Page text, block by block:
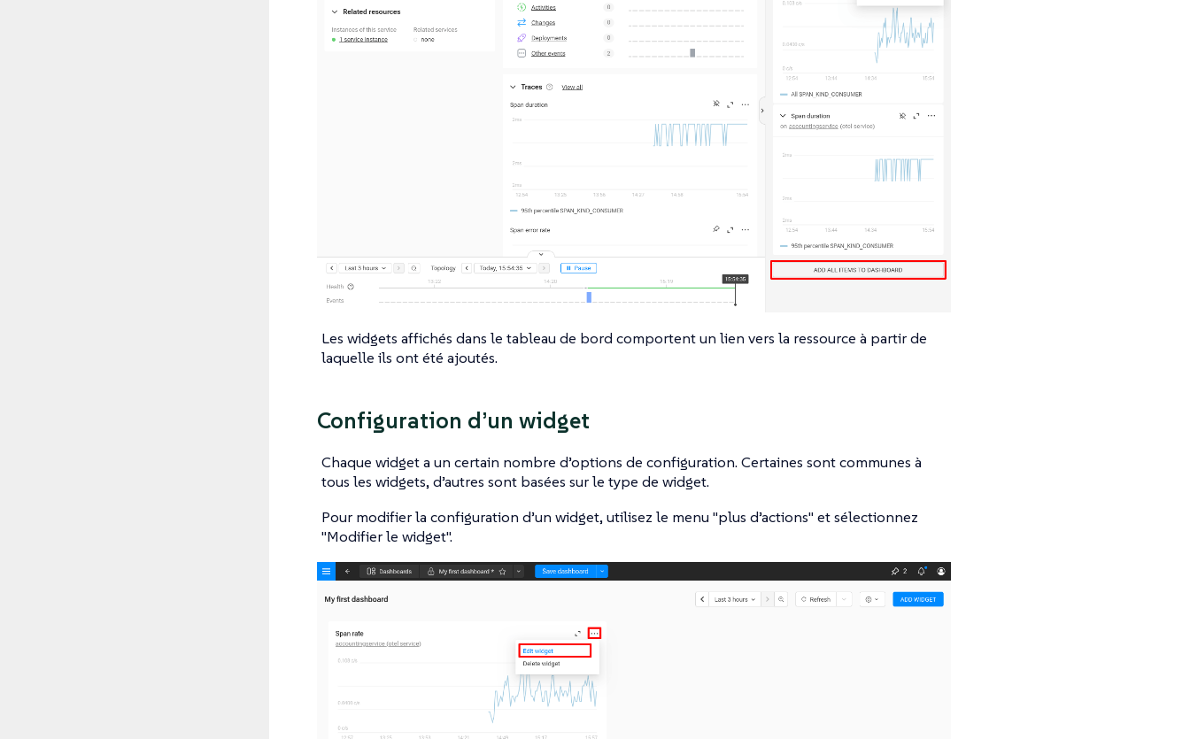
Les widgets affichés dans le tableau de bord comportent un lien vers la ressource à partir de
laquelle ils ont été ajoutés.
Configuration d’un widget
Chaque widget a un certain nombre d’options de configuration. Certaines sont communes à
tous les widgets, d’autres sont basées sur le type de widget.
Pour modifier la configuration d’un widget, utilisez le menu "plus d’actions" et sélectionnez
"Modifier le widget".